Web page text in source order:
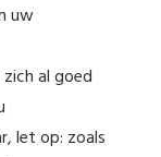
uw
al goed
let op: zoals